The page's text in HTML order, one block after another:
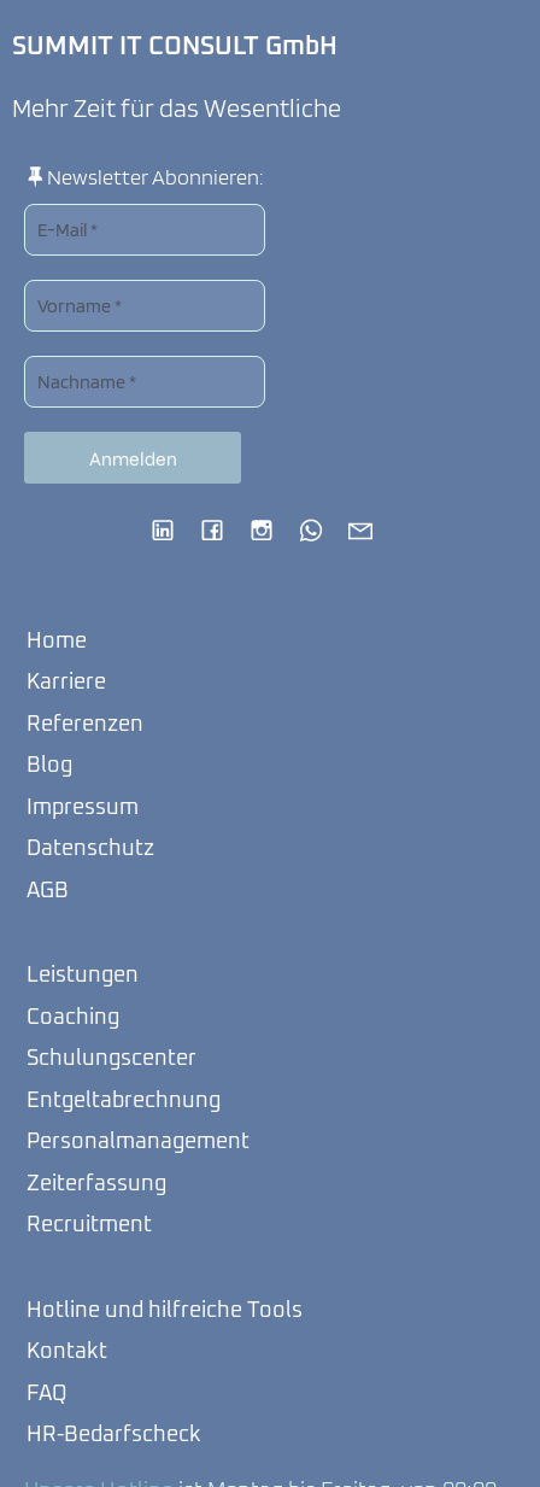
SUMMIT IT CONSULT GmbH
Mehr Zeit für das Wesentliche
Newsletter Abonnieren:
Home
Karriere
Referenzen
Blog
Impressum
Datenschutz
AGB
Leistungen
Coaching
Schulungscenter
Entgeltabrechnung
Personalmanagement
Zeiterfassung
Recruitment
Hotline und hilfreiche Tools
Kontakt
FAQ
HR-Bedarfscheck